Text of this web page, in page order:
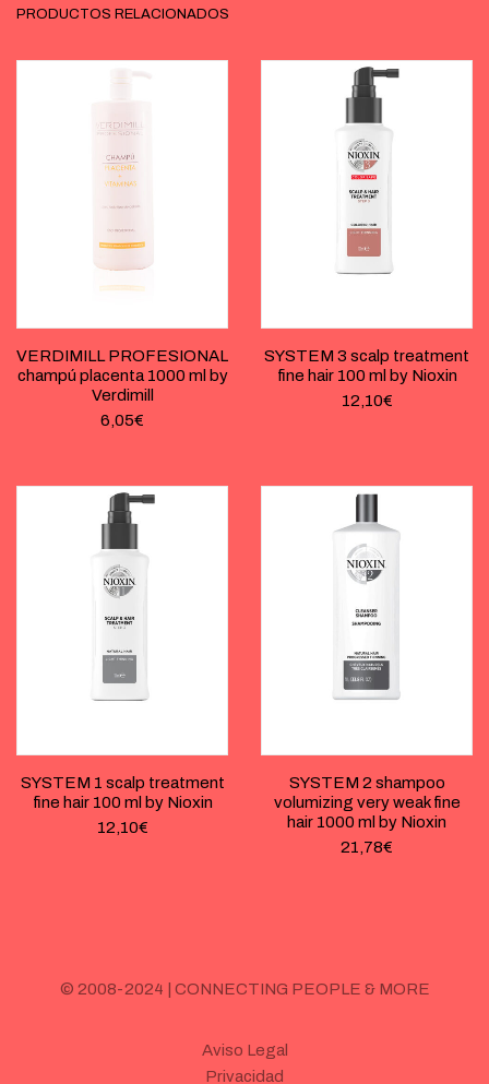
PRODUCTOS RELACIONADOS
VERDIMILL PROFESIONAL
champú placenta 1000 ml by
Verdimill
6,05€
SYSTEM 3 scalp treatment
fine hair 100 ml by Nioxin
12,10€
SYSTEM 1 scalp treatment
fine hair 100 ml by Nioxin
12,10€
SYSTEM 2 shampoo
volumizing very weak fine
hair 1000 ml by Nioxin
21,78€
© 2008-2024 | CONNECTING PEOPLE & MORE
Aviso Legal
Privacidad